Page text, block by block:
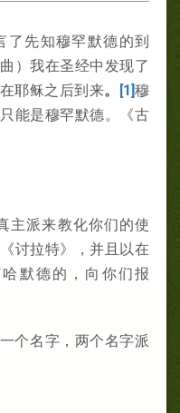
了先知穆罕默德的到
）我在圣经中发现了
耶稣之后到来。 [1]穆
能是穆罕默德。《古
主派来教化你们的使
讨拉特》，并且以在
默德的，向你们报
个名字，两个名字派